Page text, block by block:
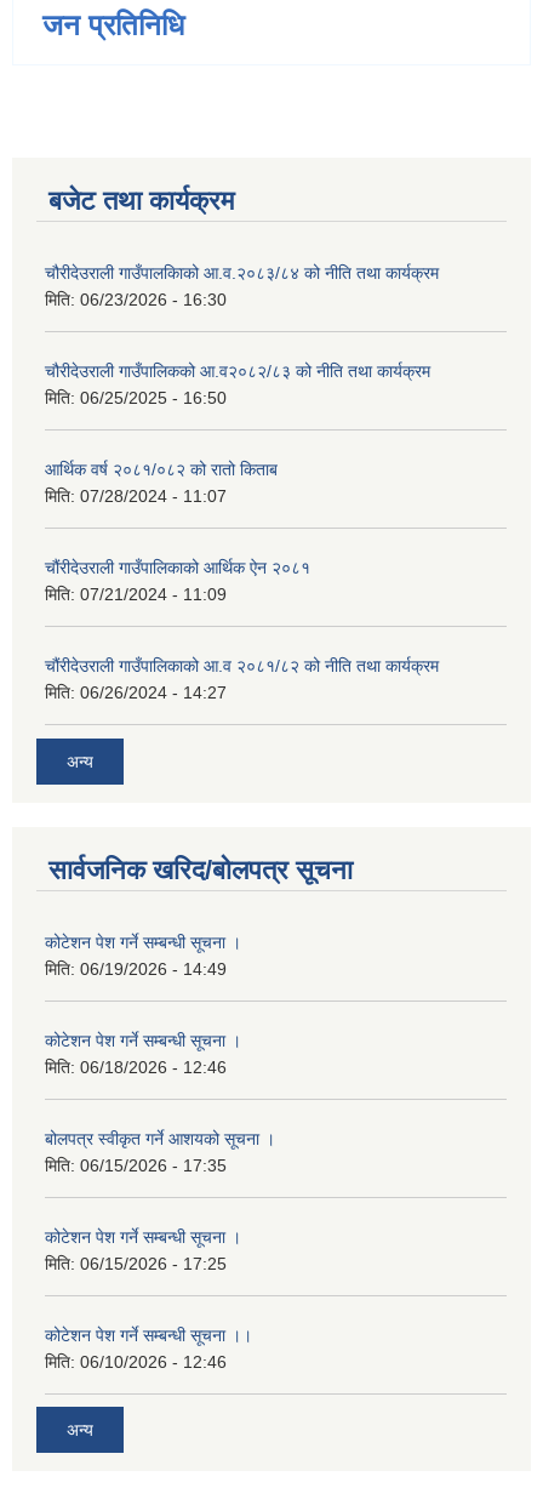
जन प्रतिनिधि
बजेट तथा कार्यक्रम
चौरीदेउराली गाउँपालकिाको आ.व.२०८३/८४ को नीति तथा कार्यक्रम
मिति: 06/23/2026 - 16:30
चौरीदेउराली गाउँपालिकको आ.व२०८२/८३ को नीति तथा कार्यक्रम
मिति: 06/25/2025 - 16:50
आर्थिक वर्ष २०८१/०८२ को रातो किताब
मिति: 07/28/2024 - 11:07
चौंरीदेउराली गाउँपालिकाको आर्थिक ऐन २०८१
मिति: 07/21/2024 - 11:09
चौंरीदेउराली गाउँपालिकाको आ.व २०८१/८२ को नीति तथा कार्यक्रम
मिति: 06/26/2024 - 14:27
अन्य
सार्वजनिक खरिद/बोलपत्र सूचना
कोटेशन पेश गर्ने सम्बन्धी सूचना ।
मिति: 06/19/2026 - 14:49
कोटेशन पेश गर्ने सम्बन्धी सूचना ।
मिति: 06/18/2026 - 12:46
बोलपत्र स्वीकृत गर्ने आशयको सूचना ।
मिति: 06/15/2026 - 17:35
कोटेशन पेश गर्ने सम्बन्धी सूचना ।
मिति: 06/15/2026 - 17:25
कोटेशन पेश गर्ने सम्बन्धी सूचना ।।
मिति: 06/10/2026 - 12:46
अन्य